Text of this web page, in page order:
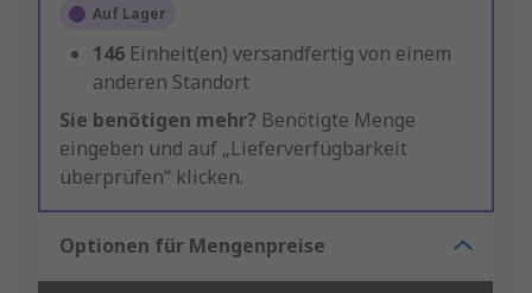
Auf Lager
146 Einheit(en) versandfertig von einem
anderen Standort
Sie benötigen mehr? Benötigte Menge
eingeben und auf „Lieferverfügbarkeit
überprüfen“ klicken.
Optionen für Mengenpreise